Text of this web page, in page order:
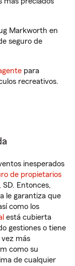
Markworth en
seguro de
para
recreativos.
inesperados
de propietarios
Entonces,
le garantiza que
como los
está cubierta
gestiones o tiene
más
como su
de cualquier